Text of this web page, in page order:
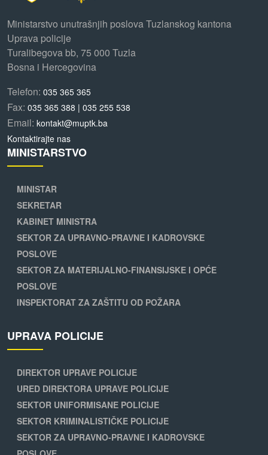
Ministarstvo unutrašnjih poslova Tuzlanskog kantona
Uprava policije
Turalibegova bb, 75 000 Tuzla
Bosna i Hercegovina
Telefon: 035 365 365
Fax: 035 365 388 | 035 255 538
Email: kontakt@muptk.ba
Kontaktirajte nas
MINISTARSTVO
MINISTAR
SEKRETAR
KABINET MINISTRA
SEKTOR ZA UPRAVNO-PRAVNE I KADROVSKE
POSLOVE
SEKTOR ZA MATERIJALNO-FINANSIJSKE I OPĆE
POSLOVE
INSPEKTORAT ZA ZAŠTITU OD POŽARA
UPRAVA POLICIJE
DIREKTOR UPRAVE POLICIJE
URED DIREKTORA UPRAVE POLICIJE
SEKTOR UNIFORMISANE POLICIJE
SEKTOR KRIMINALISTIČKE POLICIJE
SEKTOR ZA UPRAVNO-PRAVNE I KADROVSKE